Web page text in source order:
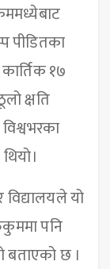
पीडितका
१७
क्षति
यो
पनि
बताएको छ ।